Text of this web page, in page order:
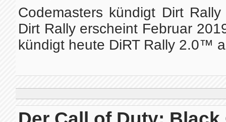
Codemasters kündigt Dirt
Dirt Rally erscheint Februar
kündigt heute DiRT Rally 2.0™